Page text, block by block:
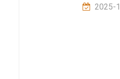
2025-